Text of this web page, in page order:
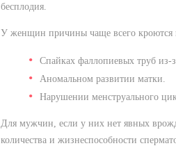
бесплодия.
У женщин причины чаще всего кроются
Спайках фаллопиевых труб из-
Аномальном развитии матки.
Нарушении менструального
Для мужчин, если у них нет явных
количества и жизнеспособности